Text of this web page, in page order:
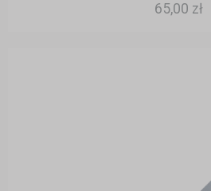
65,00 zł